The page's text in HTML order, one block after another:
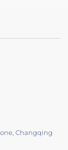
Changqing